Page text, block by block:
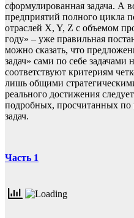
сформулированная задача. А
предприятий полного цикла
отраслей X, Y, Z с объемом
году» – уже правильная
можно сказать, что
задач» сами по себе
соответствуют критериям
лишь общими
реального достижения
подробных, просчитанных по
задач.
Часть 1